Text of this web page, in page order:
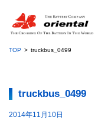
TOP truckbus_0499
truckbus_0499
2014年11月10日